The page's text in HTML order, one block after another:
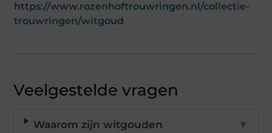
https://www.rozenhoftrouwringen.nl/collectie-
trouwringen/witgoud
Veelgestelde vragen
Waarom zijn witgouden
▼